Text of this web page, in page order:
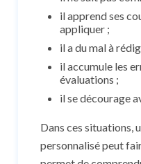
il apprend ses
appliquer ;
il a du mal à
il accumule les
évaluations ;
il se décourage
Dans ces situations,
personnalisé peut